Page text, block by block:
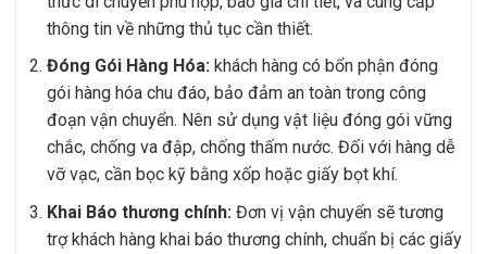
thông tin về những thủ tục cần thiết.
Đóng Gói Hàng Hóa:khách hàng có bổn phận đóng
gói hàng hóa chu đáo, bảo đảm an toàn trong công
đoạn vận chuyển. Nên sử dụng vật liệu đóng gói vững
chắc, chống va đập, chống thấm nước. Đối với hàng dễ
vỡ vạc, cần bọc kỹ bằng xốp hoặc giấy bọt khí.
Khai Báo thương chính:Đơn vị vận chuyển sẽ tương
trợ khách hàng khai báo thương chính, chuẩn bị các giấy